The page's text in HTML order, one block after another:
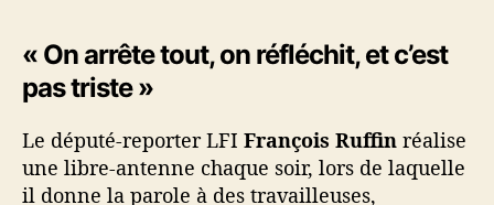
« On arrête tout, on réfléchit, et c’est
pas triste »
Le député-reporter LFI François Ruffin réalise
une libre-antenne chaque soir, lors de laquelle
il donne la parole à des travailleuses,